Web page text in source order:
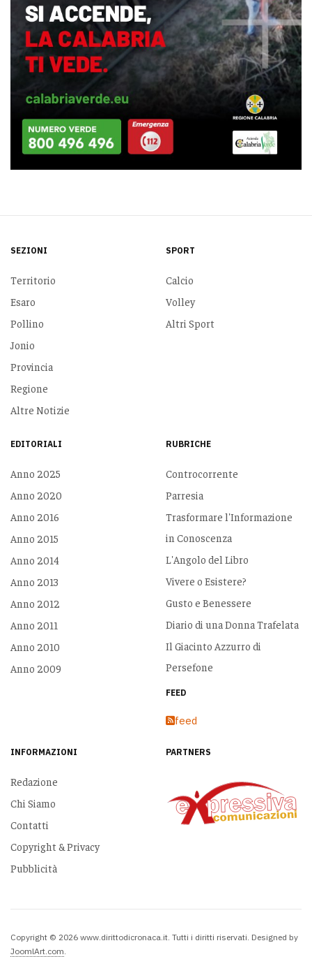
SEZIONI
Territorio
Esaro
Pollino
Jonio
Provincia
Regione
Altre Notizie
SPORT
Calcio
Volley
Altri Sport
EDITORIALI
Anno 2025
Anno 2020
Anno 2016
Anno 2015
Anno 2014
Anno 2013
Anno 2012
Anno 2011
Anno 2010
Anno 2009
RUBRICHE
Controcorrente
Parresia
Trasformare l'Informazione
in Conoscenza
L'Angolo del Libro
Vivere o Esistere?
Gusto e Benessere
Diario di una Donna Trafelata
Il Giacinto Azzurro di
Persefone
FEED
feed
INFORMAZIONI
Redazione
Chi Siamo
Contatti
Copyright & Privacy
Pubblicità
PARTNERS
Copyright © 2026 www.dirittodicronaca.it. Tutti i diritti riservati. Designed by
JoomlArt.com.